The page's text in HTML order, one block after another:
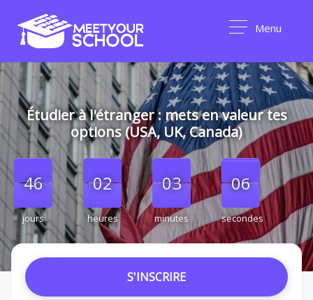
Menu
Étudier à l'étranger : mets en valeur tes
options (USA, UK, Canada)
46
46
000
jours
02
02
00
heures
03
03
00
minutes
05
05
06
secondes
S'INSCRIRE